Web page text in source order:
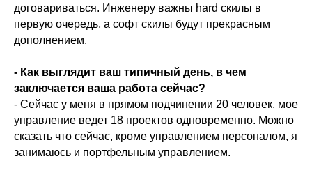
договариваться. Инженеру важны hard скилы в
первую очередь, а софт скилы будут прекрасным
дополнением.
- Как выглядит ваш типичный день, в чем
заключается ваша работа сейчас?
- Сейчас у меня в прямом подчинении 20 человек, мое
управление ведет 18 проектов одновременно. Можно
сказать что сейчас, кроме управлением персоналом, я
занимаюсь и портфельным управлением.